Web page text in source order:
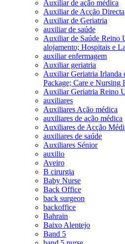
Auxiliar de ação médica
Auxiliar de Acção Directa
Auxiliar de Geriatria
auxiliar de saúde
Auxiliar de Saúde Reino
alojamento; Hospitais e
auxiliar enfermagem
Auxiliar geriatria
Auxiliar Geriatria Irlanda
Package; Care e Nursing
Auxiliar Geriatria Reino
auxiliares
Auxiliares Ação médica
auxiliares de ação médica
Auxiliares de Acção
auxiliares de saúde
Auxiliares Sénior
auxilio
Aveiro
B cirurgia
Baby Nurse
Back Office
back surgeon
backoffice
Bahrain
Baixo Alentejo
Band 5